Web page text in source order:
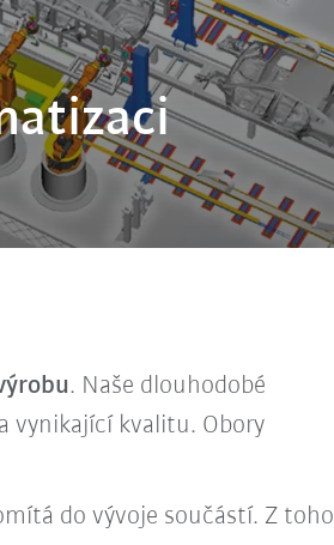
. Naše dlouhodobé
vynikající kvalitu. Obory
do vývoje součástí. Z toho